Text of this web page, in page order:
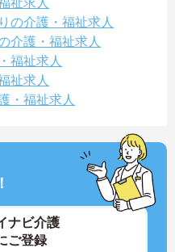
祉求人
の介護・福祉求人
介護・福祉求人
福祉求人
祉求人
・福祉求人
ナビ介護
ご登録